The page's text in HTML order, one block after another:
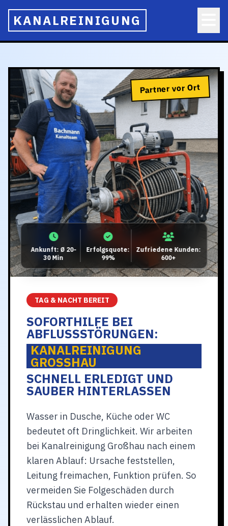
KANALREINIGUNG
Partner vor Ort
Ankunft: Ø 20-
30 Min
Erfolgsquote:
99%
Zufriedene Kunden:
600+
TAG & NACHT BEREIT
SOFORTHILFE BEI
ABFLUSSSTÖRUNGEN:
KANALREINIGUNG
GROSSHAU
SCHNELL ERLEDIGT UND
SAUBER HINTERLASSEN
Wasser in Dusche, Küche oder WC
bedeutet oft Dringlichkeit. Wir arbeiten
bei Kanalreinigung Großhau nach einem
klaren Ablauf: Ursache feststellen,
Leitung freimachen, Funktion prüfen. So
vermeiden Sie Folgeschäden durch
Rückstau und erhalten wieder einen
verlässlichen Ablauf.